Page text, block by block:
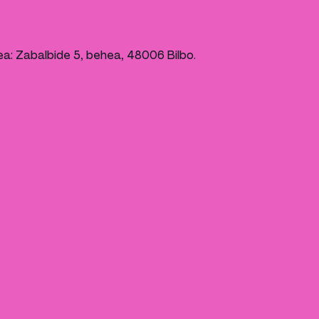
Zabalbide 5, behea, 48006 Bilbo.